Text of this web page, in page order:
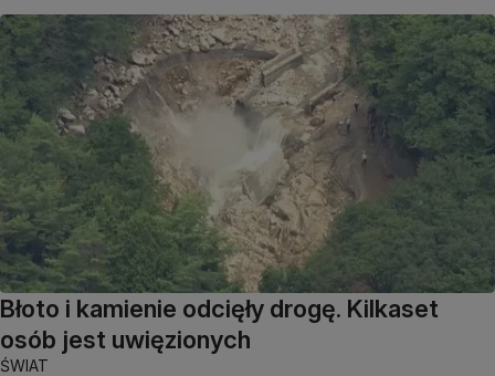
Błoto i kamienie odcięły drogę. Kilkaset
osób jest uwięzionych
ŚWIAT